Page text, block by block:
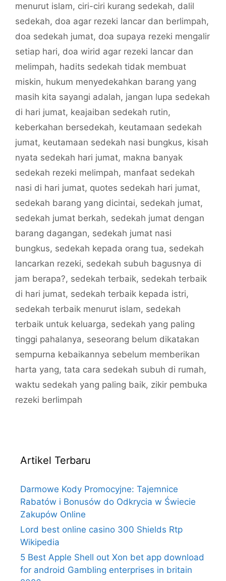
menurut islam, ciri-ciri kurang sedekah, dalil
sedekah, doa agar rezeki lancar dan berlimpah,
doa sedekah jumat, doa supaya rezeki mengalir
setiap hari, doa wirid agar rezeki lancar dan
melimpah, hadits sedekah tidak membuat
miskin, hukum menyedekahkan barang yang
masih kita sayangi adalah, jangan lupa sedekah
di hari jumat, keajaiban sedekah rutin,
keberkahan bersedekah, keutamaan sedekah
jumat, keutamaan sedekah nasi bungkus, kisah
nyata sedekah hari jumat, makna banyak
sedekah rezeki melimpah, manfaat sedekah
nasi di hari jumat, quotes sedekah hari jumat,
sedekah barang yang dicintai, sedekah jumat,
sedekah jumat berkah, sedekah jumat dengan
barang dagangan, sedekah jumat nasi
bungkus, sedekah kepada orang tua, sedekah
lancarkan rezeki, sedekah subuh bagusnya di
jam berapa?, sedekah terbaik, sedekah terbaik
di hari jumat, sedekah terbaik kepada istri,
sedekah terbaik menurut islam, sedekah
terbaik untuk keluarga, sedekah yang paling
tinggi pahalanya, seseorang belum dikatakan
sempurna kebaikannya sebelum memberikan
harta yang, tata cara sedekah subuh di rumah,
waktu sedekah yang paling baik, zikir pembuka
rezeki berlimpah
Artikel Terbaru
Darmowe Kody Promocyjne: Tajemnice
Rabatów i Bonusów do Odkrycia w Świecie
Zakupów Online
Lord best online casino 300 Shields Rtp
Wikipedia
5 Best Apple Shell out Xon bet app download
for android Gambling enterprises in britain